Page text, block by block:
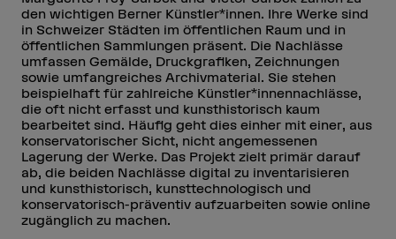
den wichtigen Berner Künstler*innen. Ihre Werke sind
in Schweizer Städten im öffentlichen Raum und in
öffentlichen Sammlungen präsent. Die Nachlässe
umfassen Gemälde, Druckgrafiken, Zeichnungen
sowie umfangreiches Archivmaterial. Sie stehen
beispielhaft für zahlreiche Künstler*innennachlässe,
die oft nicht erfasst und kunsthistorisch kaum
bearbeitet sind. Häufig geht dies einher mit einer, aus
konservatorischer Sicht, nicht angemessenen
Lagerung der Werke. Das Projekt zielt primär darauf
ab, die beiden Nachlässe digital zu inventarisieren
und kunsthistorisch, kunsttechnologisch und
konservatorisch-präventiv aufzuarbeiten sowie online
zugänglich zu machen.